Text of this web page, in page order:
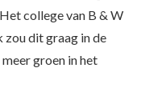
college van B & W
zou dit graag in de
groen in het